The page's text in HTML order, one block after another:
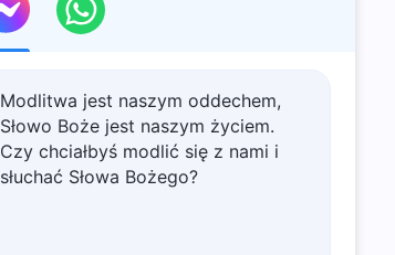
Modlitwa jest naszym oddechem,
Słowo Boże jest naszym życiem.
Czy chciałbyś modlić się z nami i
słuchać Słowa Bożego?